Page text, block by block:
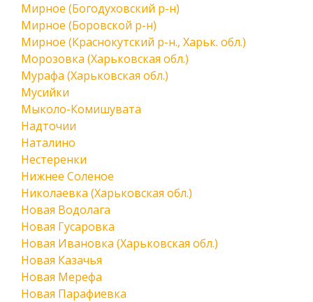
Мирное (Богодуховский р-н)
Мирное (Боровской р-н)
Мирное (Краснокутский р-н., Харьк. обл.)
Морозовка (Харьковская обл.)
Мурафа (Харьковская обл.)
Мусийки
Мыколо-Комишувата
Надточии
Наталино
Нестеренки
Нижнее Соленое
Николаевка (Харьковская обл.)
Новая Водолага
Новая Гусаровка
Новая Ивановка (Харьковская обл.)
Новая Казачья
Новая Мерефа
Новая Парафиевка